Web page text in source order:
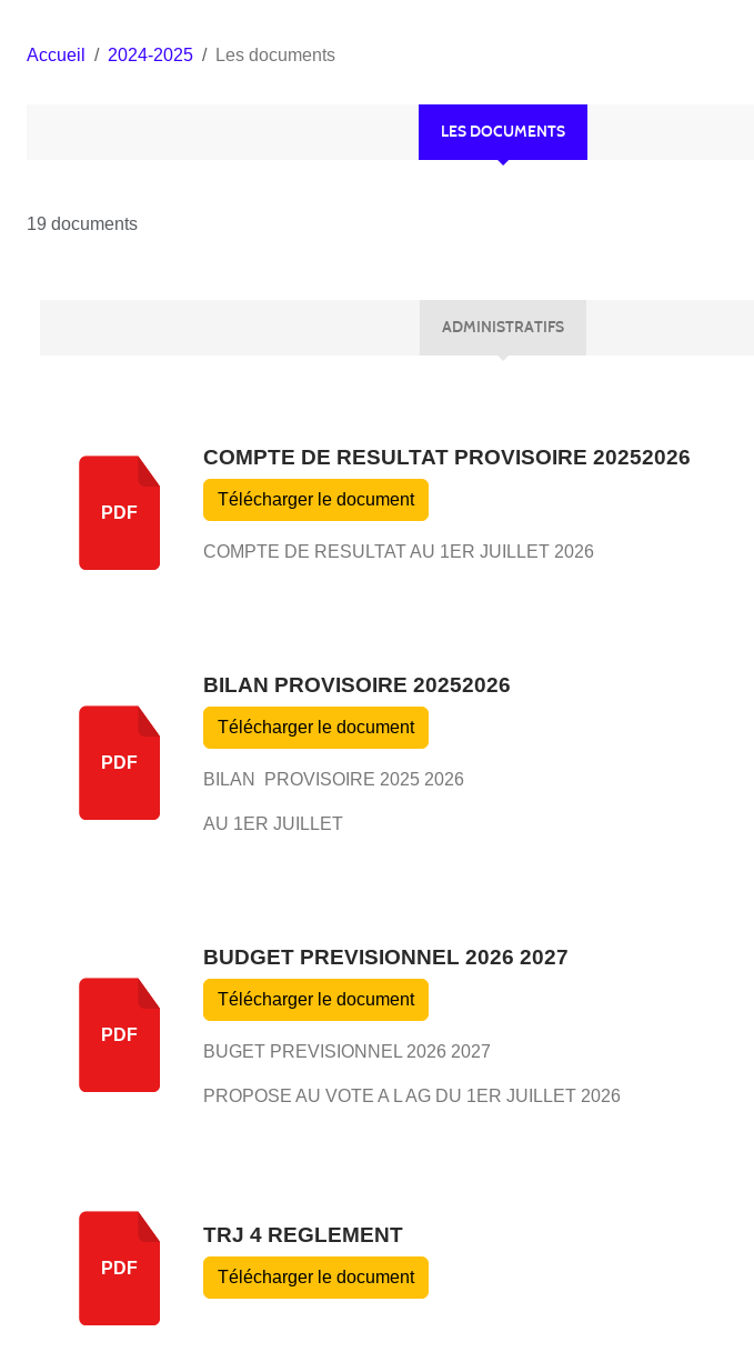
Accueil 2024-2025 Les documents
LES DOCUMENTS
19 documents
ADMINISTRATIFS
PDF
COMPTE DE RESULTAT PROVISOIRE 20252026
Télécharger le document
COMPTE DE RESULTAT AU 1ER JUILLET 2026
PDF
BILAN PROVISOIRE 20252026
Télécharger le document
BILAN PROVISOIRE 2025 2026
AU 1ER JUILLET
PDF
BUDGET PREVISIONNEL 2026 2027
Télécharger le document
BUGET PREVISIONNEL 2026 2027
PROPOSE AU VOTE A L AG DU 1ER JUILLET 2026
PDF
TRJ 4 REGLEMENT
Télécharger le document